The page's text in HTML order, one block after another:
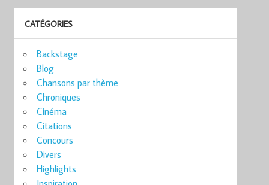
CATÉGORIES
Backstage
Blog
Chansons par thème
Chroniques
Cinéma
Citations
Concours
Divers
Highlights